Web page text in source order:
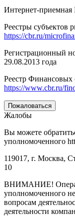
Интернет-приемная
Реестры субъектов
https://cbr.ru/
Регистрационный
29.08.2013 года
Реестр Финансовых
https://www.cbr.ru/
Пожаловаться
Жалобы
Вы можете
уполномоченного
119017, г. Москва,
10
ВНИМАНИЕ!
уполномоченного
вопросам
деятельности